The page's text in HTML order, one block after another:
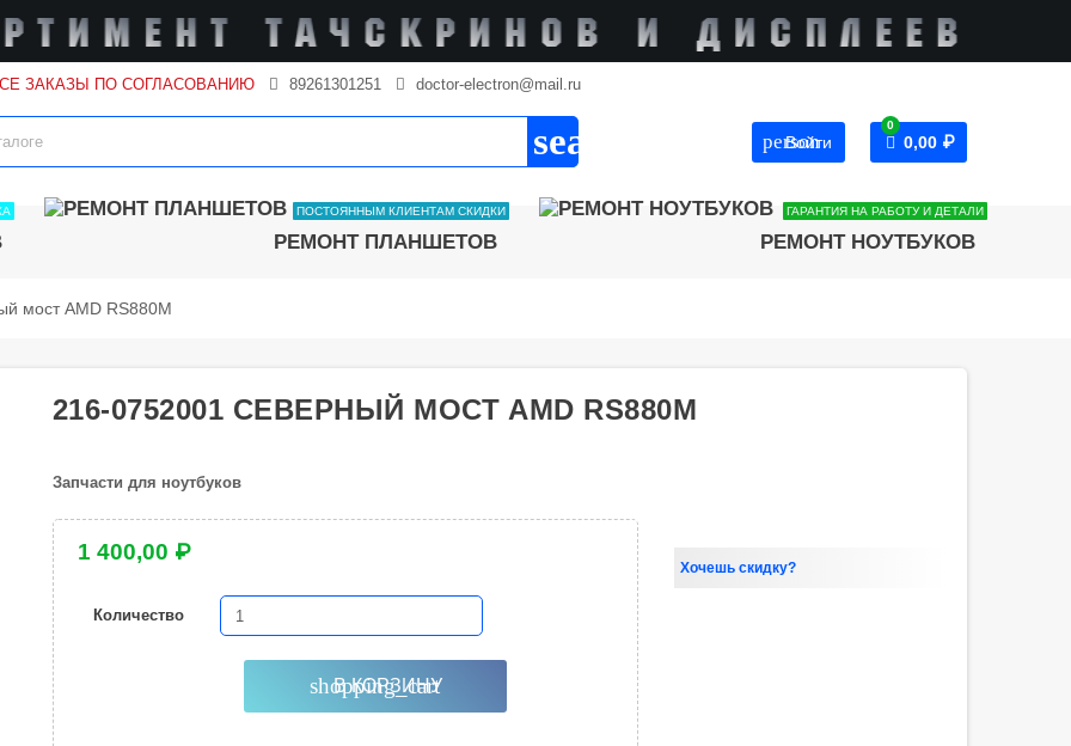
ЗАКАЗЫ ПО СОГЛАСОВАНИЮ 89261301251 doctor-electron@mail.ru
search person
Войти
0
0,00 ₽
РЕМОНТ ПЛАНШЕТОВ
ПОСТОЯННЫМ КЛИЕНТАМ СКИДКИ
РЕМОНТ НОУТБУКОВ
ГАРАНТИЯ НА РАБОТУ И ДЕТАЛИ
мост AMD RS880M
216-0752001 СЕВЕРНЫЙ МОСТ AMD RS880M
Запчасти для ноутбуков
1 400,00 ₽
Количество
shopping_cart
В КОРЗИНУ
Хочешь скидку?